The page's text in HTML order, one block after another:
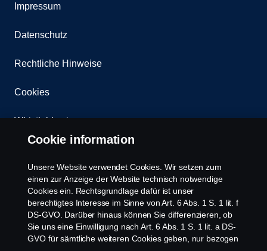
Impressum
Datenschutz
Rechtliche Hinweise
Cookies
Whistleblowing
Newsletter
Scania Cookie Richtlinie
Cookie information
Unsere Website verwendet Cookies. Wir setzen zum
einen zur Anzeige der Website technisch notwendige
Cookies ein. Rechtsgrundlage dafür ist unser
berechtigtes Interesse im Sinne von Art. 6 Abs. 1 S. 1 lit. f
DS-GVO. Darüber hinaus können Sie differenzieren, ob
Sie uns eine Einwilligung nach Art. 6 Abs. 1 S. 1 lit. a DS-
GVO für sämtliche weiteren Cookies geben, nur bezogen